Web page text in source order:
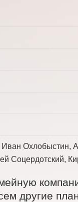
Охлобыстин,
Соцердотский,
другие